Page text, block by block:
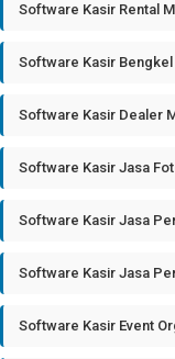
Software Kasir Rental
Software Kasir
Software Kasir Dealer
Software Kasir Jasa
Software Kasir Jasa
Software Kasir Jasa
Software Kasir Event